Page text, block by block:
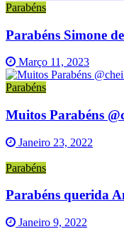
Parabéns
Parabéns Simone
Março 11, 2023
Parabéns
Muitos Parabéns
Janeiro 23, 2022
Parabéns
Parabéns querida
Janeiro 9, 2022